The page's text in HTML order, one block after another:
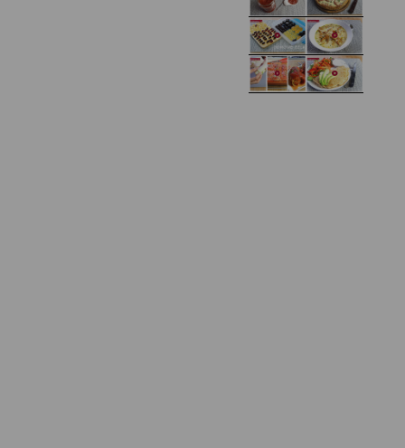
Domowy ketchup (bez
cukru)
Tarta francuska z
cebulą i pomidorem
Domowe żelki
Zupa kurkowa z
selerem i pietruszką